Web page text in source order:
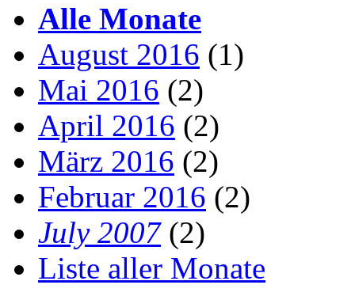
Alle Monate
August 2016 (1)
Mai 2016 (2)
April 2016 (2)
März 2016 (2)
Februar 2016 (2)
July 2007(2)
Liste aller Monate